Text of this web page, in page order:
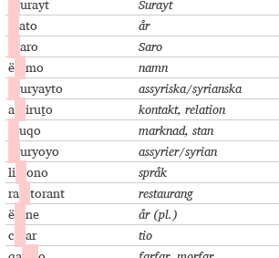
urayt Surayt
ato år
aro Saro
ë mo namn
uryayto assyriska/syrianska
a iruṯo kontakt, relation
uqo marknad, stan
uryoyo assyrier/syrian
li ono språk
ra torant restaurang
ë ne år (pl.)
c ar tio